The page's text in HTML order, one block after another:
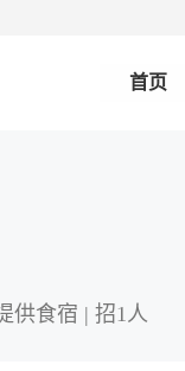
首页
供食宿 | 招1人